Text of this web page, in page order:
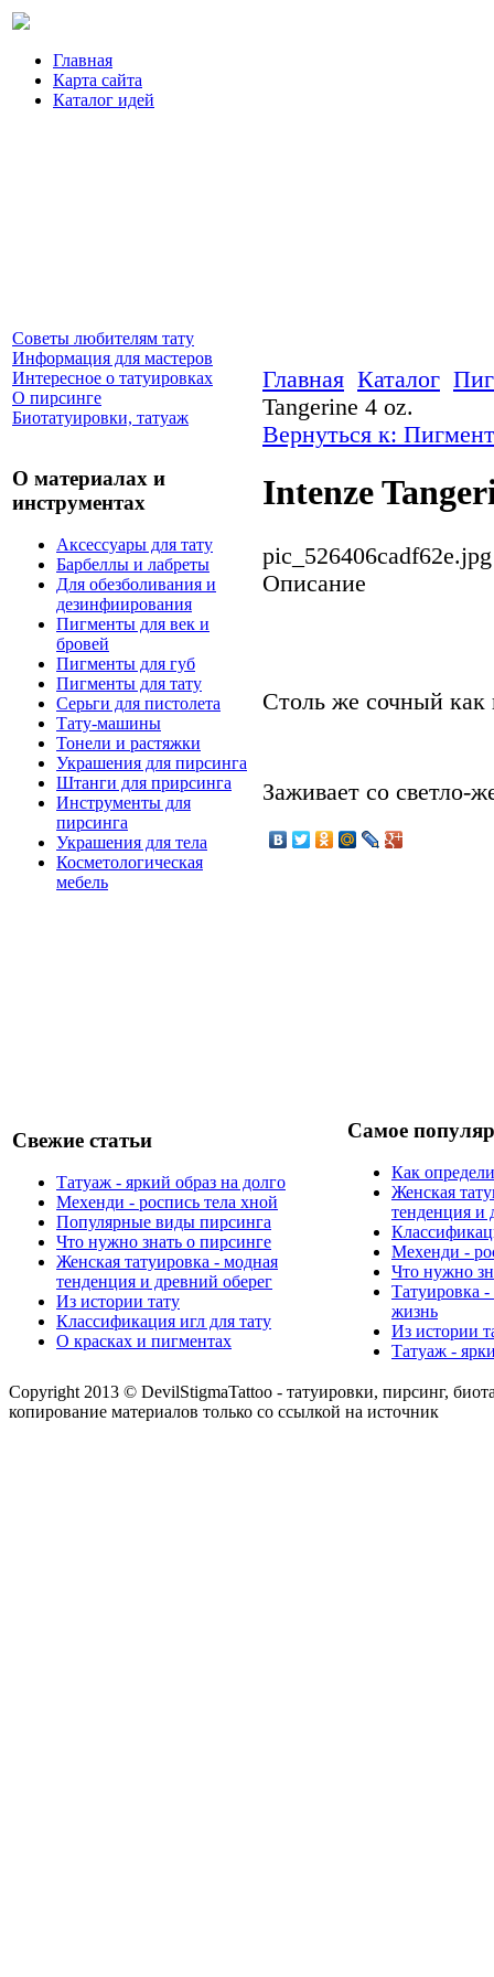
Главная
Карта сайта
Каталог идей
Советы любителям тату
Информация для мастеров
Интересное о татуировках
О пирсинге
Биотатуировки, татуаж
О материалах и
инструментах
Аксессуары для тату
Барбеллы и лабреты
Для обезболивания и
дезинфиирования
Пигменты для век и
бровей
Пигменты для губ
Пигменты для тату
Серьги для пистолета
Тату-машины
Тонели и растяжки
Украшения для пирсинга
Штанги для прирсинга
Инструменты для
пирсинга
Украшения для тела
Косметологическая
мебель
Главная Каталог
Tangerine 4 oz.
Вернуться к:
Intenze
pic_526406cadf62e.jpg
Описание
Столь же сочный как
Заживает со светло-
Свежие статьи
Татуаж - яркий образ на долго
Мехенди - роспись тела хной
Популярные виды пирсинга
Что нужно знать о пирсинге
Женская татуировка - модная
тенденция и древний оберег
Из истории тату
Классификация игл для тату
О красках и пигментах
Самое
Как
Женская
тенденция и
Мехенди -
Что нужно
Татуировка
жизнь
Из истории
Татуаж -
Copyright 2013 © DevilStigmaTattoo - татуировки, пирсинг,
копирование материалов только со ссылкой на источник